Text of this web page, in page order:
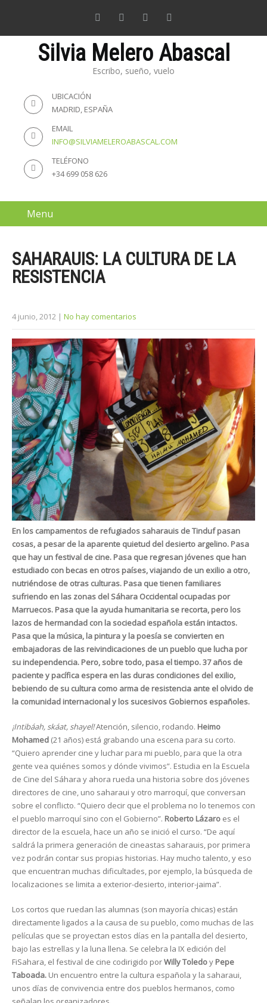
Silvia Melero Abascal
Escribo, sueño, vuelo
UBICACIÓN
MADRID, ESPAÑA
EMAIL
INFO@SILVIAMELEROABASCAL.COM
TELÉFONO
+34 699 058 626
Menu
SAHARAUIS: LA CULTURA DE LA
RESISTENCIA
4 junio, 2012 | No hay comentarios
En los campamentos de refugiados saharauis de Tinduf pasan
cosas, a pesar de la aparente quietud del desierto argelino. Pasa
que hay un festival de cine. Pasa que regresan jóvenes que han
estudiado con becas en otros países, viajando de un exilio a otro,
nutriéndose de otras culturas. Pasa que tienen familiares
sufriendo en las zonas del Sáhara Occidental ocupadas por
Marruecos. Pasa que la ayuda humanitaria se recorta, pero los
lazos de hermandad con la sociedad española están intactos.
Pasa que la música, la pintura y la poesía se convierten en
embajadoras de las reivindicaciones de un pueblo que lucha por
su independencia. Pero, sobre todo, pasa el tiempo. 37 años de
paciente y pacífica espera en las duras condiciones del exilio,
bebiendo de su cultura como arma de resistencia ante el olvido de
la comunidad internacional y los sucesivos Gobiernos españoles.
¡Intibáah, skáat, shayel!Atención, silencio, rodando. Heimo
Mohamed (21 años) está grabando una escena para su corto.
“Quiero aprender cine y luchar para mi pueblo, para que la otra
gente vea quiénes somos y dónde vivimos”. Estudia en la Escuela
de Cine del Sáhara y ahora rueda una historia sobre dos jóvenes
directores de cine, uno saharaui y otro marroquí, que conversan
sobre el conflicto. “Quiero decir que el problema no lo tenemos con
el pueblo marroquí sino con el Gobierno”. Roberto Lázaro es el
director de la escuela, hace un año se inició el curso. “De aquí
saldrá la primera generación de cineastas saharauis, por primera
vez podrán contar sus propias historias. Hay mucho talento, y eso
que encuentran muchas dificultades, por ejemplo, la búsqueda de
localizaciones se limita a exterior-desierto, interior-jaima”.
Los cortos que ruedan las alumnas (son mayoría chicas) están
directamente ligados a la causa de su pueblo, como muchas de las
películas que se proyectan estos días en la pantalla del desierto,
bajo las estrellas y la luna llena. Se celebra la IX edición del
FiSahara, el festival de cine codirigido porWilly Toledoy Pepe
Taboada. Un encuentro entre la cultura española y la saharaui,
unos días de convivencia entre dos pueblos hermanos, como